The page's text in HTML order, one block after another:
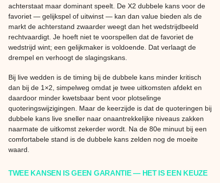
achterstaat maar dominant speelt. De X2 dubbele kans voor de
favoriet — gelijkspel of uitwinst — kan dan value bieden als de
markt de achterstand zwaarder weegt dan het wedstrijdbeeld
rechtvaardigt. Je hoeft niet te voorspellen dat de favoriet de
wedstrijd wint; een gelijkmaker is voldoende. Dat verlaagt de
drempel en verhoogt de slagingskans.
Bij live wedden is de timing bij de dubbele kans minder kritisch
dan bij de 1×2, simpelweg omdat je twee uitkomsten afdekt en
daardoor minder kwetsbaar bent voor plotselinge
quoteringswijzigingen. Maar de keerzijde is dat de quoteringen bij
dubbele kans live sneller naar onaantrekkelijke niveaus zakken
naarmate de uitkomst zekerder wordt. Na de 80e minuut bij een
comfortabele stand is de dubbele kans zelden nog de moeite
waard.
TWEE KANSEN IS GEEN GARANTIE — HET IS EEN KEUZE